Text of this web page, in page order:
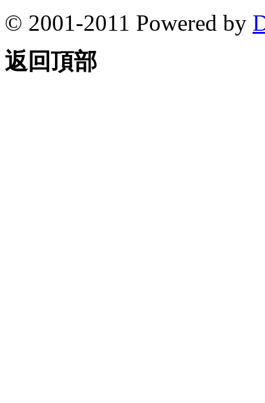
© 2001-2011 Powered by
返回頂部